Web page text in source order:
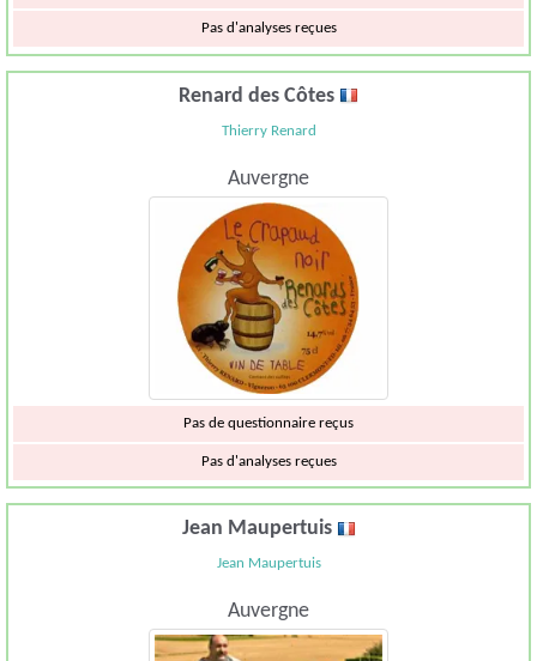
Pas d'analyses reçues
Renard des Côtes
Thierry Renard
Auvergne
Pas de questionnaire reçus
Pas d'analyses reçues
Jean Maupertuis
Jean Maupertuis
Auvergne